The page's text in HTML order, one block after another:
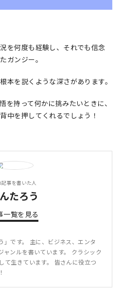
を何度も経験し、それでも信念
ガンジー。
本を説くような深さがあります。
を持って何かに挑みたいときに、
中を押してくれるでしょう！
記事を書いた人
たろう
一覧を見る
」です。 主に、ビジネス、エンタ
ャンルを書いています。 クラシック
て生きています。 皆さんに役立つ